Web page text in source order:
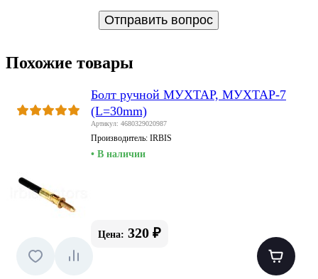
Похожие товары
Болт ручной МУХТАР, МУХТАР-7
(L=30mm)
Артикул: 4680329020987
Производитель: IRBIS
• В наличии
Цена: 320 ₽